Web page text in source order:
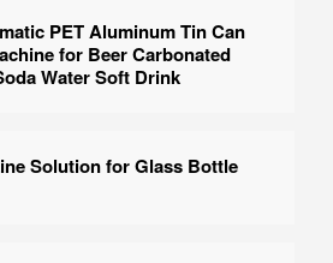
PET Aluminum Tin Can
for Beer Carbonated
Water Soft Drink
Solution for Glass Bottle